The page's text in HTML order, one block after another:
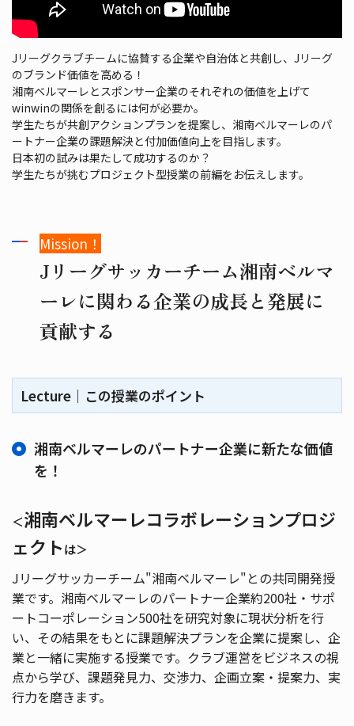
Jリーグクラブチームに協賛する企業や自治体と共創し、Jリーグ
のブランド価値を高める！
湘南ベルマーレとスポンサー企業のそれぞれの価値を上げて
winwinの関係を創るには何が必要か。
学生たちが共創アクションプランを提案し、湘南ベルマーレのパ
ートナー企業の課題解決と付加価値向上を目指します。
日本初の試みは果たして成功するのか？
学生たちが挑むプロジェクト型授業の前編をお伝えします。
Mission！
Jリーグサッカーチーム湘南ベルマ
ーレに関わる企業の成長と発展に
貢献する
Lecture｜この授業のポイント
湘南ベルマーレのパートナー企業に新たな価値
を！
＜湘南ベルマーレコラボレーションプロジ
ェクトは＞
Jリーグサッカーチーム"湘南ベルマーレ"との共同開発授
業です。湘南ベルマーレのパートナー企業約200社・サポ
ートコーポレーション500社を研究対象に現状分析を行
い、その結果をもとに課題解決プランを企業に提案し、企
業と一緒に実施する授業です。クラブ運営をビジネスの視
点から学び、課題発見力、交渉力、企画立案・提案力、実
行力を磨きます。